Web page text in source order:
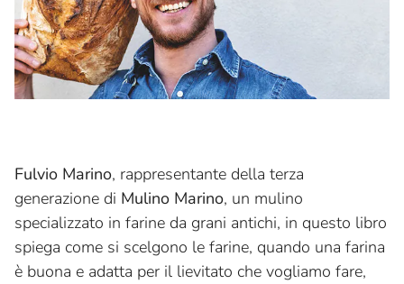
Fulvio Marino, rappresentante della terza
generazione di Mulino Marino, un mulino
specializzato in farine da grani antichi, in questo libro
spiega come si scelgono le farine, quando una farina
è buona e adatta per il lievitato che vogliamo fare,